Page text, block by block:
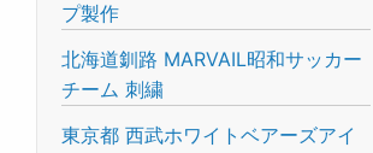
プ製作
北海道釧路 MARVAIL昭和サッカー
チーム 刺繍
東京都 西武ホワイトベアーズアイ